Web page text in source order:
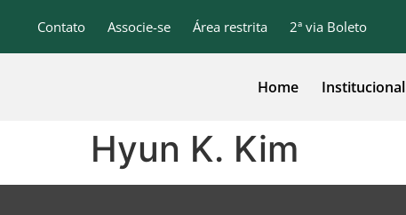
conteúdo
Contato Associe-se Área restrita 2ª via Boleto
Home Institucional
Hyun K. Kim